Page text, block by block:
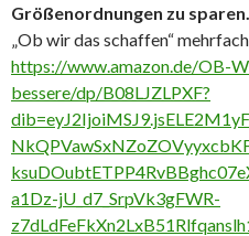
Größenordnungen zu sparen.
„Ob wir das schaffen“
https://www.amazon.de/OB-
bessere/dp/B08LJZLPXF?
a1Dz-jU_d7_SrpVk3gFWR-